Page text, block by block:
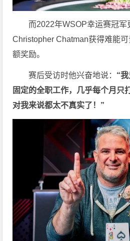
而2022年WSOP幸运赛冠军
Christopher Chatman获得难能
额奖励。
赛后受访时他兴奋地说： “
固定的全职工作，几乎每个月只
对我来说都太不真实了！”